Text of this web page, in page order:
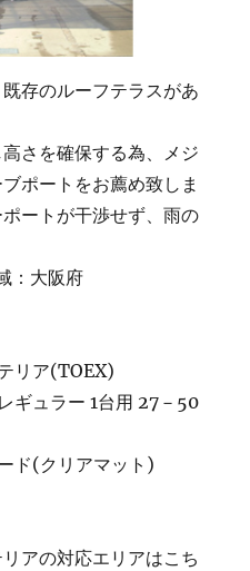
存のルーフテラスがあ
さを確保する為、メジ
ポートをお薦め致しま
ートが干渉せず、雨の
：大阪府
リア(TOEX)
ギュラー 1台用 27－50
ド(クリアマット)
アの対応エリアはこち